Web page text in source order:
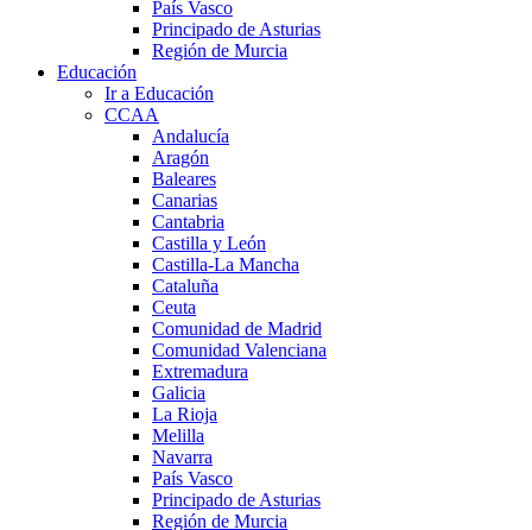
País Vasco
Principado de Asturias
Región de Murcia
Educación
Ir a Educación
CCAA
Andalucía
Aragón
Baleares
Canarias
Cantabria
Castilla y León
Castilla-La Mancha
Cataluña
Ceuta
Comunidad de Madrid
Comunidad Valenciana
Extremadura
Galicia
La Rioja
Melilla
Navarra
País Vasco
Principado de Asturias
Región de Murcia